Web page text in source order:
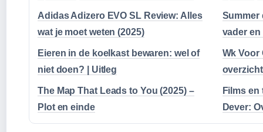
Adidas Adizero EVO SL Review: Alles
wat je moet weten (2025)
Summer
vader en
Eieren in de koelkast bewaren: wel of
niet doen? | Uitleg
Wk Voor
overzicht
The Map That Leads to You (2025) –
Plot en einde
Films en
Dever: